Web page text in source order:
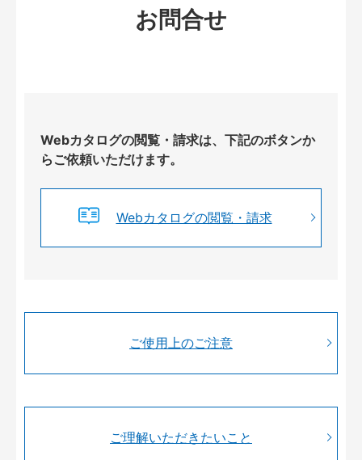
お問合せ
Webカタログの閲覧・請求は、下記のボタンか
らご依頼いただけます。
Webカタログの閲覧・請求
ご使用上のご注意
ご理解いただきたいこと